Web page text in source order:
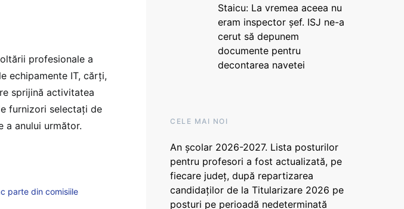
profesionale a
echipamente IT, cărți,
sprijină activitatea
furnizori selectați de
a anului următor.
parte din comisiile
Staicu: La vremea aceea nu
eram inspector șef. ISJ ne-a
cerut să depunem
documente pentru
decontarea navetei
CELE MAI NOI
An școlar 2026-2027. Lista posturilor
pentru profesori a fost actualizată, pe
fiecare județ, după repartizarea
candidaților de la Titularizare 2026 pe
posturi pe perioadă nedeterminată